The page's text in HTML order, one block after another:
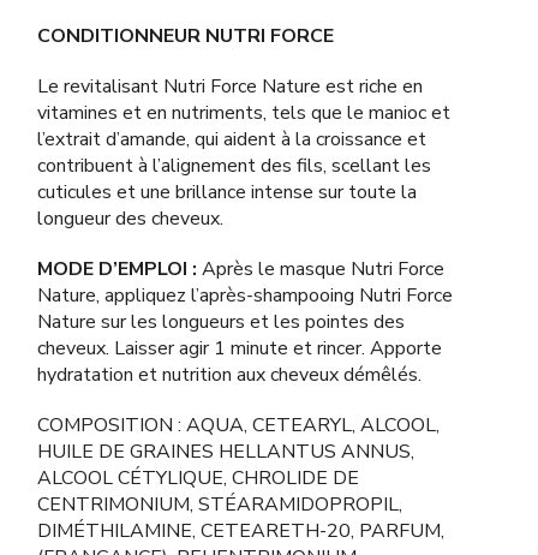
CONDITIONNEUR NUTRI FORCE
Le revitalisant Nutri Force Nature est riche en
vitamines et en nutriments, tels que le manioc et
l’extrait d’amande, qui aident à la croissance et
contribuent à l’alignement des fils, scellant les
cuticules et une brillance intense sur toute la
longueur des cheveux.
MODE D’EMPLOI : Après le masque Nutri Force
Nature, appliquez l’après-shampooing Nutri Force
Nature sur les longueurs et les pointes des
cheveux. Laisser agir 1 minute et rincer. Apporte
hydratation et nutrition aux cheveux démêlés.
COMPOSITION : AQUA, CETEARYL, ALCOOL,
HUILE DE GRAINES HELLANTUS ANNUS,
ALCOOL CÉTYLIQUE, CHROLIDE DE
CENTRIMONIUM, STÉARAMIDOPROPIL,
DIMÉTHILAMINE, CETEARETH-20, PARFUM,